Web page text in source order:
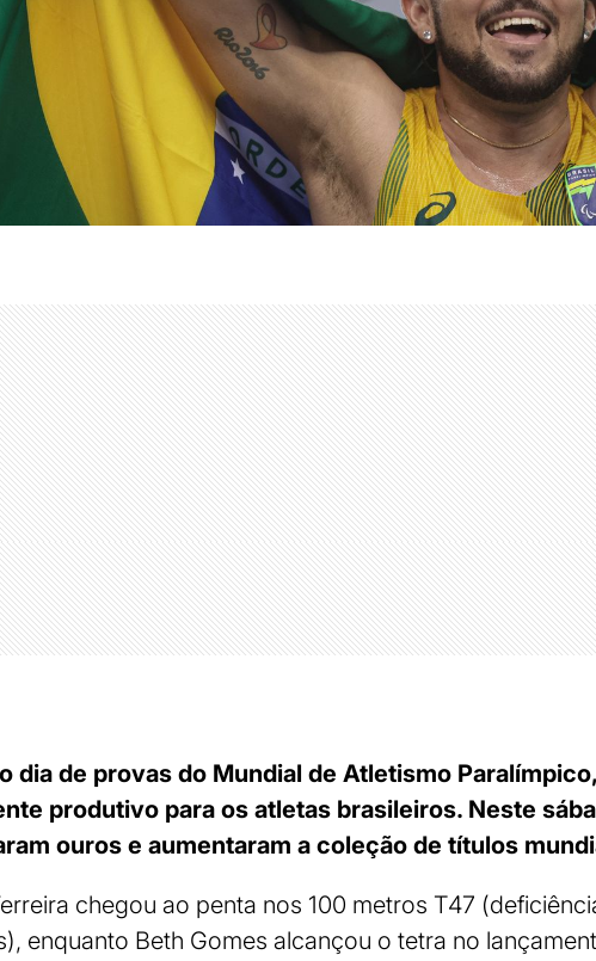
dia de provas do Mundial de Atletismo
produtivo para os atletas brasileiros. Neste
ouros e aumentaram a coleção de títulos
chegou ao penta nos 100 metros T47
enquanto Beth Gomes alcançou o tetra no